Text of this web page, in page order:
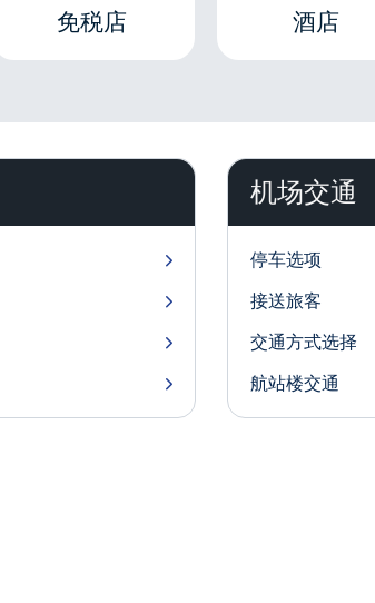
免税店 酒店
机场交通
停车选项
接送旅客
交通方式选择
航站楼交通